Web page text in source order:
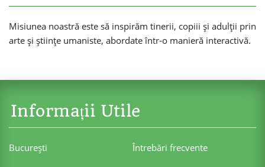
Misiunea noastră este să inspirăm tinerii, copiii și adulții prin
arte și științe umaniste, abordate într-o manieră interactivă.
Informații Utile
Bucureşti Întrebări frecvente